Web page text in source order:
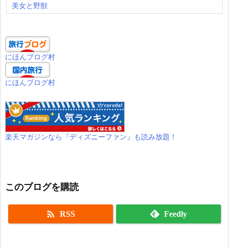
美女と野獣
にほんブログ村
にほんブログ村
楽天マガジンなら『ディズニーファン』も読み放題！
このブログを購読
 RSS Feedly